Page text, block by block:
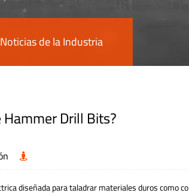
de la Industria
Drill Bits?
diseñada para taladrar materiales duros como